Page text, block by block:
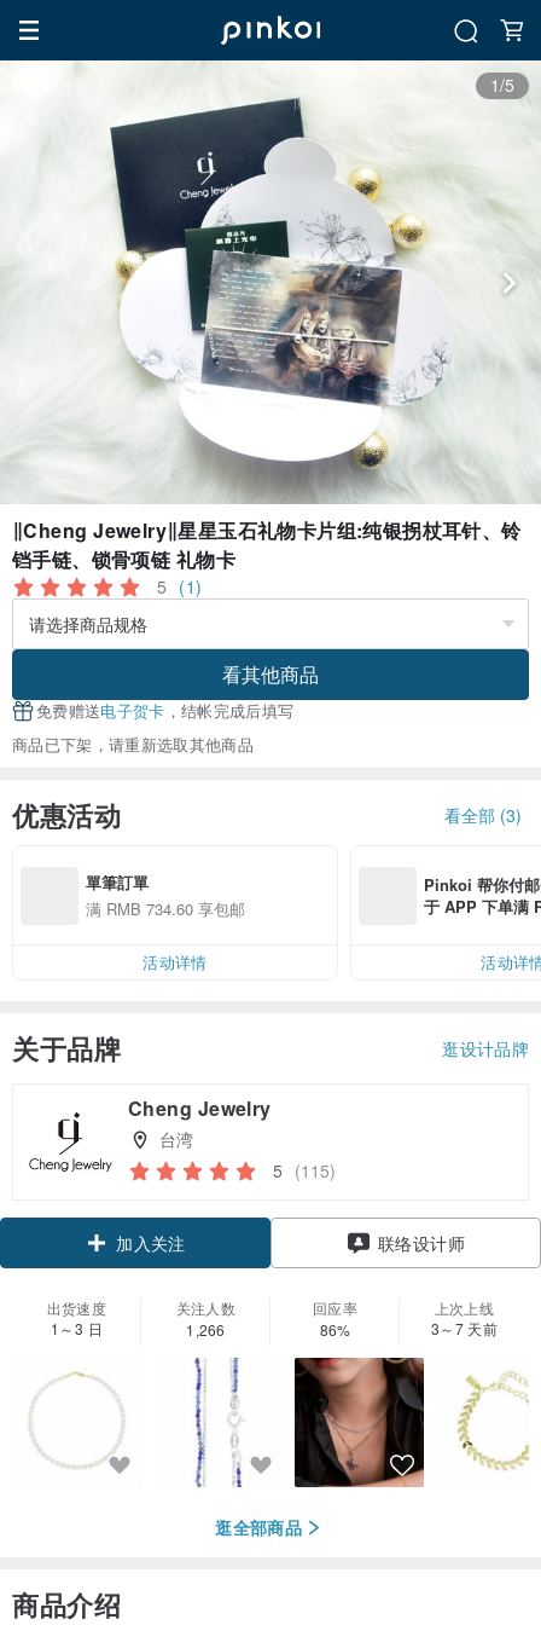
1/5
∥Cheng Jewelry∥星星玉石礼物卡片组:纯银拐杖耳针、铃
铛手链、锁骨项链 礼物卡
5 (1)
看其他商品
免费赠送电子贺卡 ，结帐完成后填写
商品已下架，请重新选取其他商品
优惠活动 看全部 (3)
單筆訂單
满 RMB 734.60 享包邮
活动详情
Pinkoi 帮你付
于 APP 下单满
活动详
关于品牌 逛设计品牌
Cheng Jewelry
台湾
5 (115)
加入关注 联络设计师
出货速度
1～3 日
关注人数
1,266
回应率
86%
上次上线
3～7 天前
逛全部商品
商品介绍